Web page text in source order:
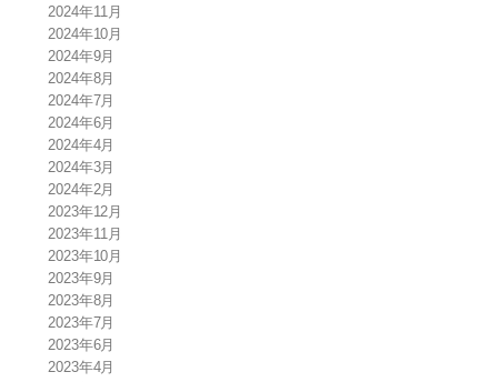
2024年11月
2024年10月
2024年9月
2024年8月
2024年7月
2024年6月
2024年4月
2024年3月
2024年2月
2023年12月
2023年11月
2023年10月
2023年9月
2023年8月
2023年7月
2023年6月
2023年4月